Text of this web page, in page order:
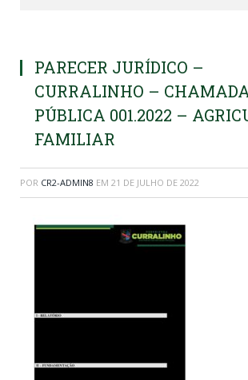
PARECER JURÍDICO –
CURRALINHO –
PÚBLICA 001.2022 –
FAMILIAR
POR CR2-ADMIN8 EM 21 DE JULHO DE 2022